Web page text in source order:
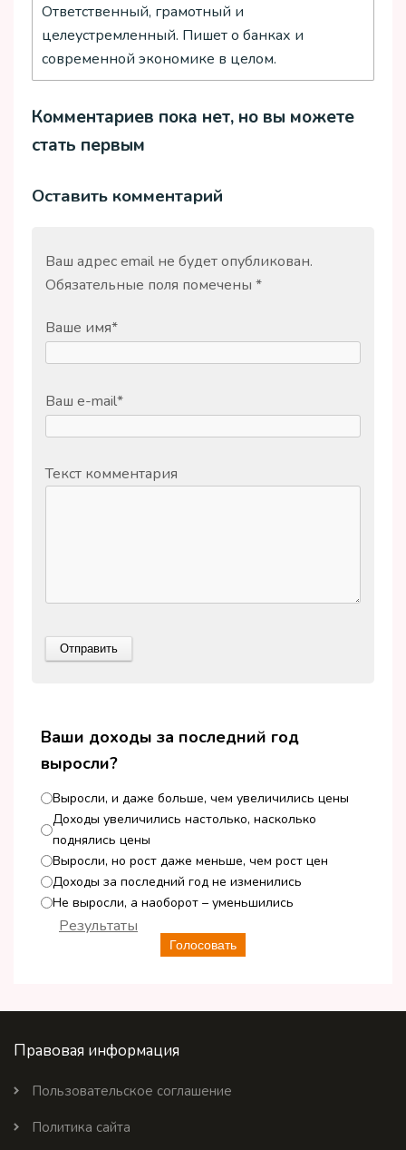
Ответственный, грамотный и
целеустремленный. Пишет о банках и
современной экономике в целом.
Комментариев пока нет, но вы можете
стать первым
Оставить комментарий
Ваш адрес email не будет опубликован.
Обязательные поля помечены *
Ваше имя*
Ваш e-mail*
Текст комментария
Ваши доходы за последний год
выросли?
Выросли, и даже больше, чем увеличились цены
Доходы увеличились настолько, насколько
поднялись цены
Выросли, но рост даже меньше, чем рост цен
Доходы за последний год не изменились
Не выросли, а наоборот – уменьшились
Голосовать
Результаты
Правовая информация
Пользовательское соглашение
Политика сайта